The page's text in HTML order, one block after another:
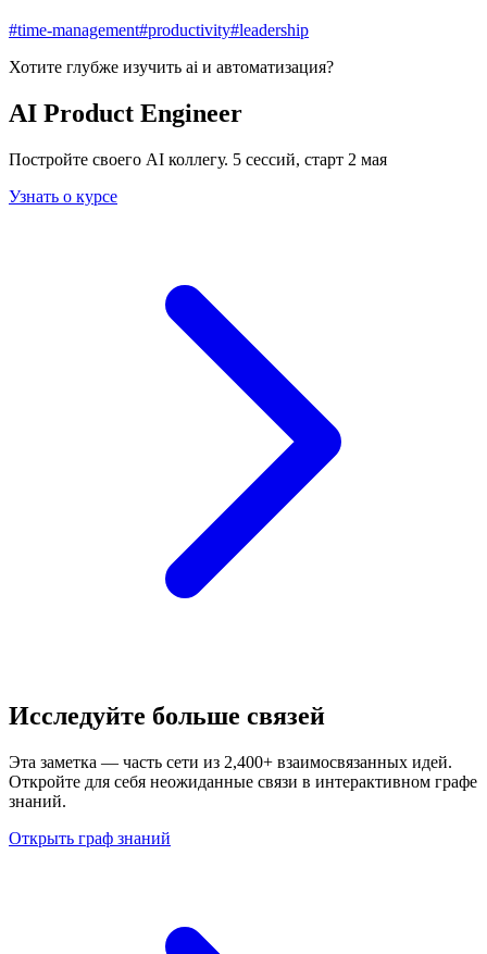
#time-management#productivity#leadership
Хотите глубже изучить ai и автоматизация?
AI Product Engineer
Постройте своего AI коллегу. 5 сессий, старт 2 мая
Узнать о курсе
Исследуйте больше связей
Эта заметка — часть сети из 2,400+ взаимосвязанных идей.
Откройте для себя неожиданные связи в интерактивном графе
знаний.
Открыть граф знаний